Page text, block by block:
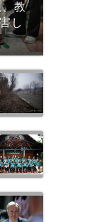
、教
し